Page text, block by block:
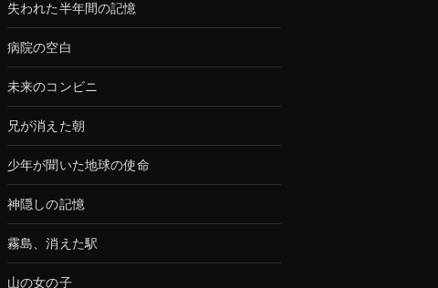
失われた半年間の記憶
病院の空白
未来のコンビニ
兄が消えた朝
少年が聞いた地球の使命
神隠しの記憶
霧島、消えた駅
山の女の子